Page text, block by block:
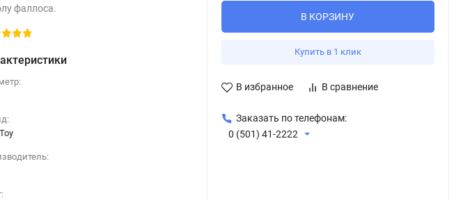
фаллоса.
В КОРЗИНУ
Купить в 1 клик
В избранное В сравнение
Заказать по телефонам:
0 (501) 41-2222